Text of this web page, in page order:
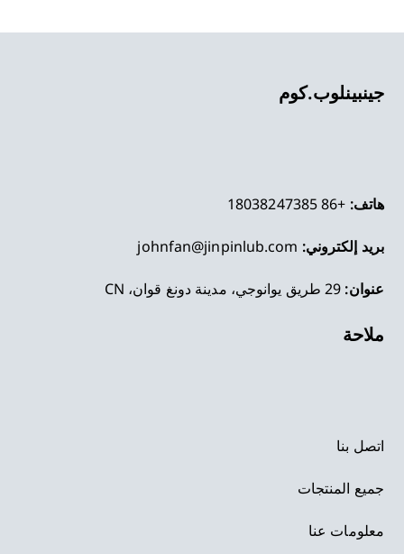
جينبينلوب.كوم
هاتف: +86 18038247385
بريد إلكتروني: johnfan@jinpinlub.com
عنوان:
ملاحة
اتصل بنا
جميع المنتجات
معلومات عنا